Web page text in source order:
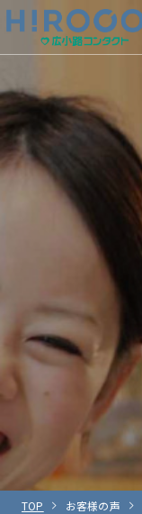
TOP お客様の声